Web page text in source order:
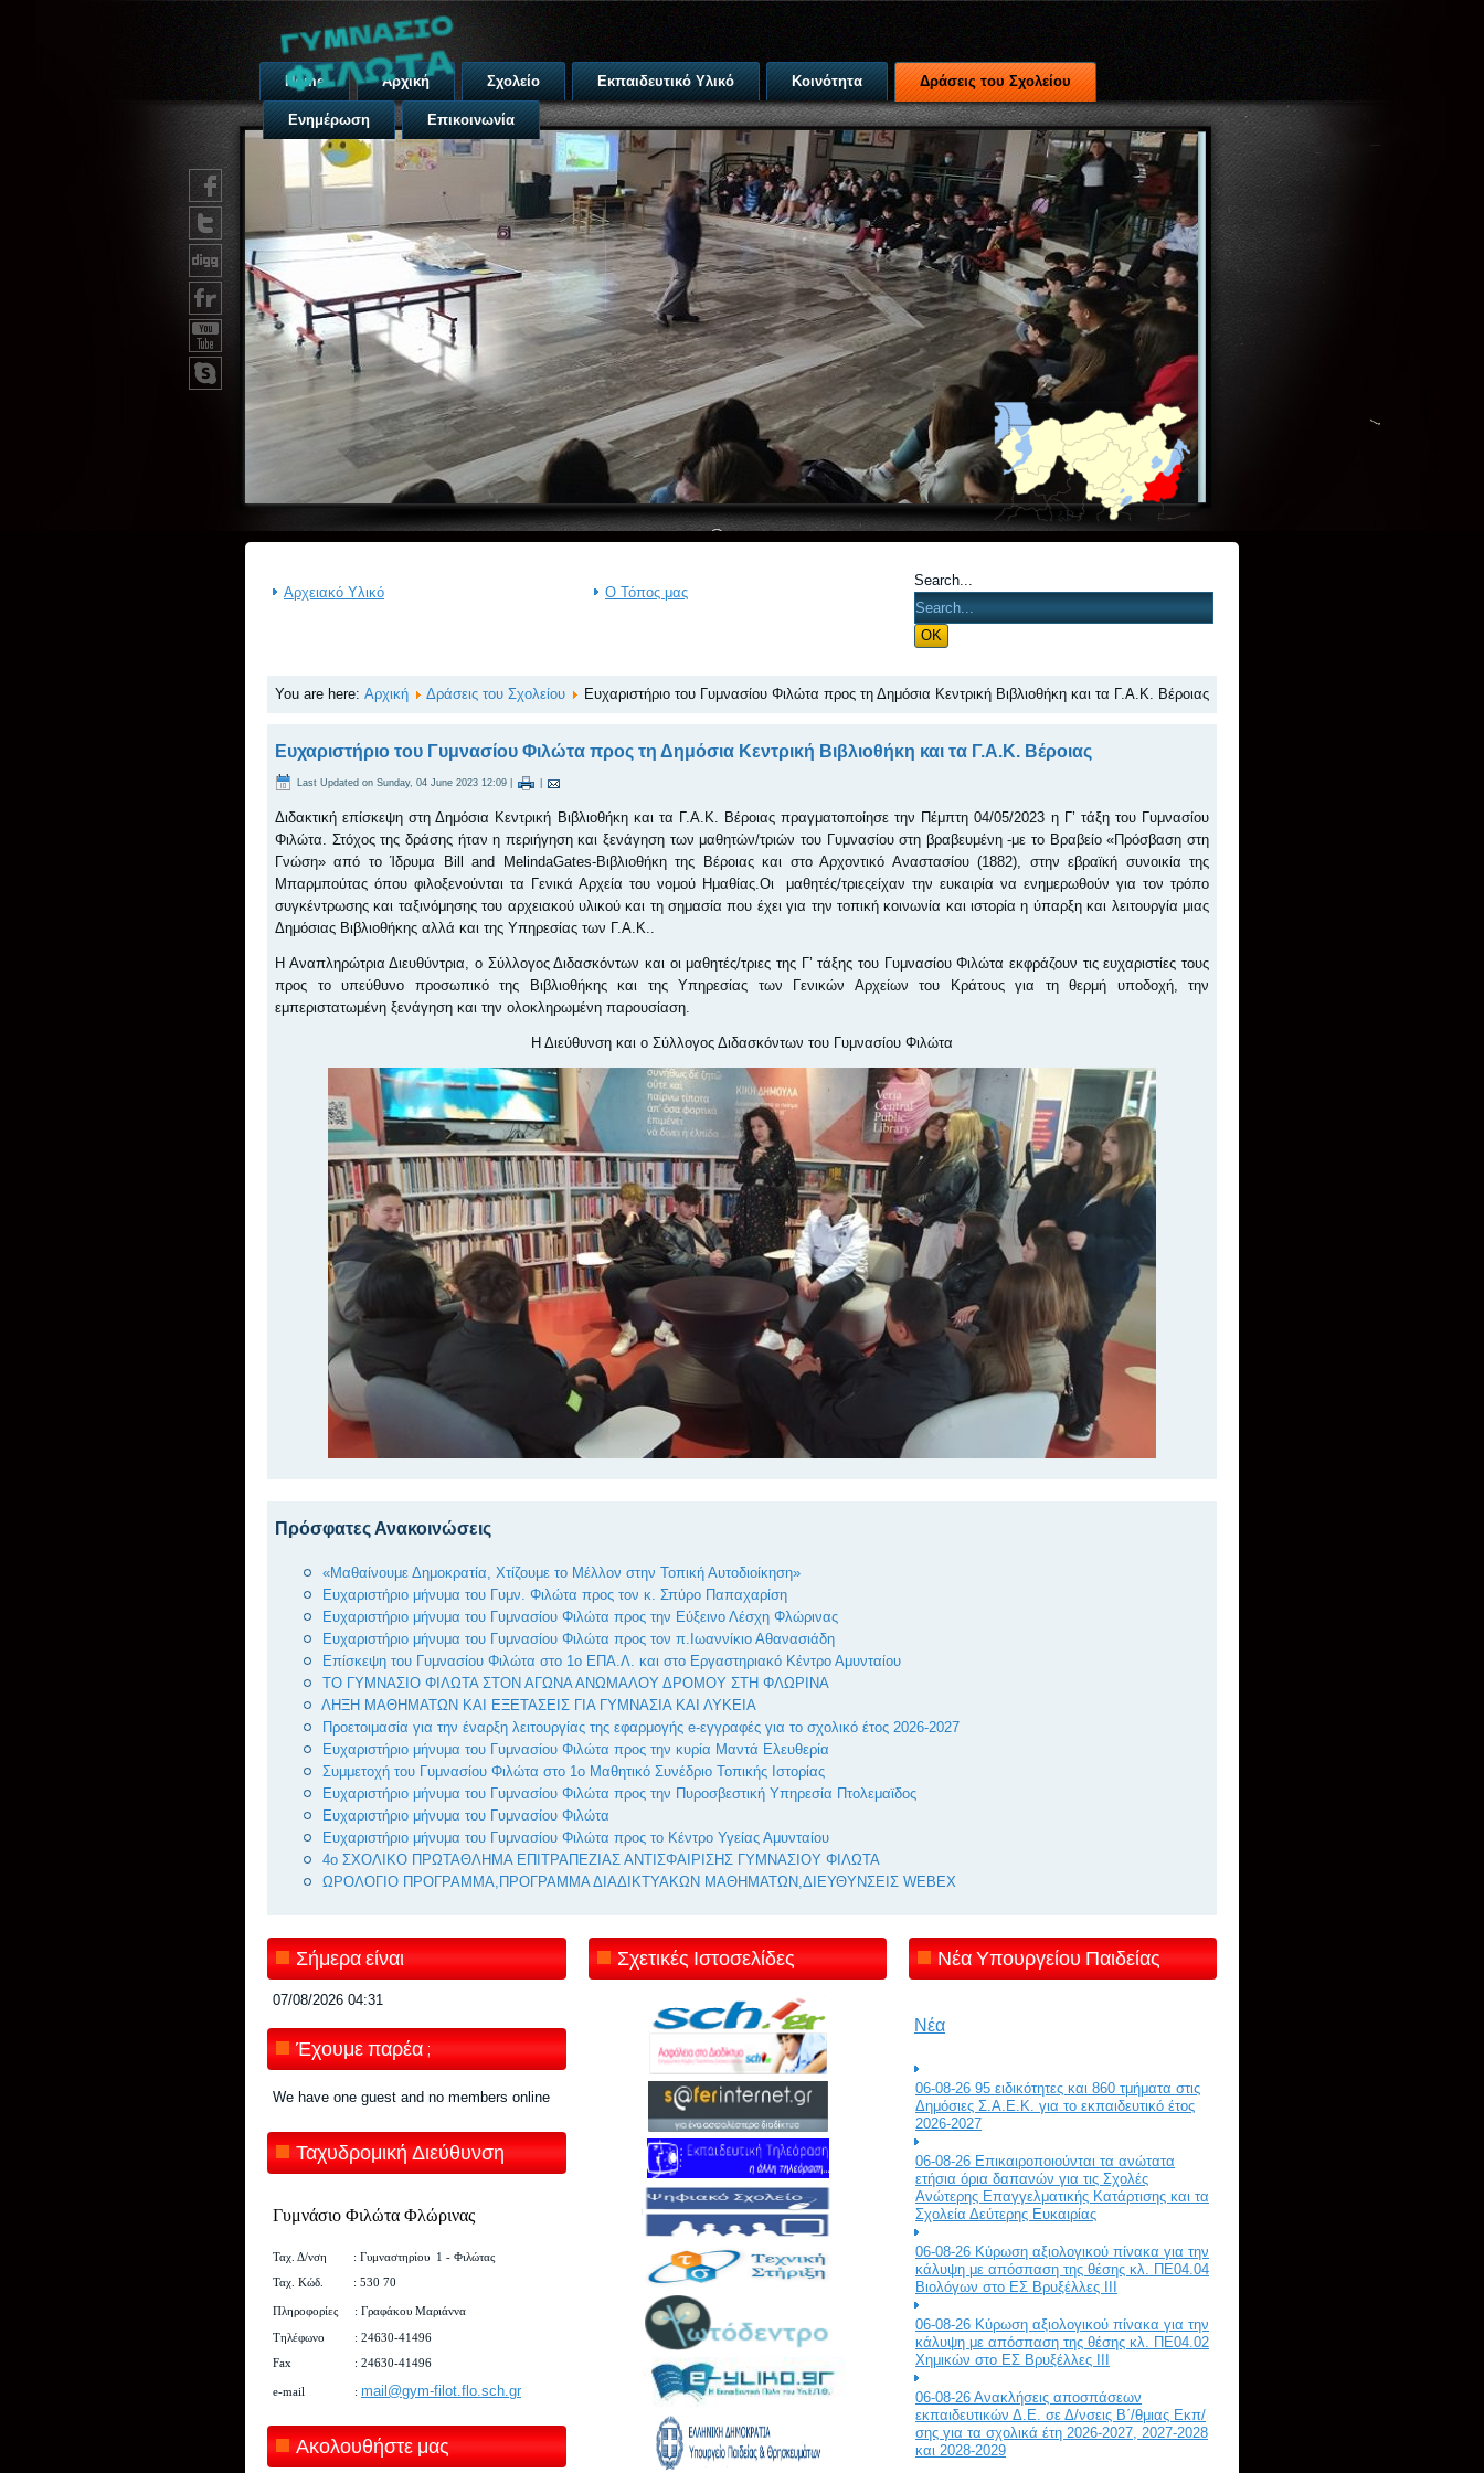
Home Αρχική Σχολείο Εκπαιδευτικό Υλικό Κοινότητα Δράσεις του Σχολείου
Ενημέρωση Επικοινωνία
Αρχειακό Υλικό Ο Τόπος μας
Search...
You are here: Αρχική Δράσεις του Σχολείου Ευχαριστήριο του Γυμνασίου Φιλώτα προς τη Δημόσια Κεντρική Βιβλιοθήκη και τα Γ.Α.Κ. Βέροιας
Ευχαριστήριο του Γυμνασίου Φιλώτα προς τη Δημόσια Κεντρική Βιβλιοθήκη και τα Γ.Α.Κ. Βέροιας
Last Updated on Sunday, 04 June 2023 12:09
Διδακτική επίσκεψη στη Δημόσια Κεντρική Βιβλιοθήκη και τα Γ.Α.Κ. Βέροιας πραγματοποίησε την Πέμπτη 04/05/2023 η Γ’ τάξη του Γυμνασίου
Φιλώτα. Στόχος της δράσης ήταν η περιήγηση και ξενάγηση των μαθητών/τριών του Γυμνασίου στη βραβευμένη -με το Βραβείο «Πρόσβαση στη
Γνώση» από το Ίδρυμα Bill and MelindaGates-Βιβλιοθήκη της Βέροιας και στο Αρχοντικό Αναστασίου (1882), στην εβραϊκή συνοικία της
Μπαρμπούτας όπου φιλοξενούνται τα Γενικά Αρχεία του νομού Ημαθίας.Οι μαθητές/τριεςείχαν την ευκαιρία να ενημερωθούν για τον τρόπο
συγκέντρωσης και ταξινόμησης του αρχειακού υλικού και τη σημασία που έχει για την τοπική κοινωνία και ιστορία η ύπαρξη και λειτουργία μιας
Δημόσιας Βιβλιοθήκης αλλά και της Υπηρεσίας των Γ.Α.Κ..
Η Αναπληρώτρια Διευθύντρια, ο Σύλλογος Διδασκόντων και οι μαθητές/τριες της Γ’ τάξης του Γυμνασίου Φιλώτα εκφράζουν τις ευχαριστίες τους
προς το υπεύθυνο προσωπικό της Βιβλιοθήκης και της Υπηρεσίας των Γενικών Αρχείων του Κράτους για τη θερμή υποδοχή, την
εμπεριστατωμένη ξενάγηση και την ολοκληρωμένη παρουσίαση.
Η Διεύθυνση και ο Σύλλογος Διδασκόντων του Γυμνασίου Φιλώτα
Πρόσφατες Ανακοινώσεις
«Μαθαίνουμε Δημοκρατία, Χτίζουμε το Μέλλον στην Τοπική Αυτοδιοίκηση»
Ευχαριστήριο μήνυμα του Γυμν. Φιλώτα προς τον κ. Σπύρο Παπαχαρίση
Ευχαριστήριο μήνυμα του Γυμνασίου Φιλώτα προς την Εύξεινο Λέσχη Φλώρινας
Ευχαριστήριο μήνυμα του Γυμνασίου Φιλώτα προς τον π.Ιωαννίκιο Αθανασιάδη
Επίσκεψη του Γυμνασίου Φιλώτα στο 1ο ΕΠΑ.Λ. και στο Εργαστηριακό Κέντρο Αμυνταίου
ΤΟ ΓΥΜΝΑΣΙΟ ΦΙΛΩΤΑ ΣΤΟΝ ΑΓΩΝΑ ΑΝΩΜΑΛΟΥ ΔΡΟΜΟΥ ΣΤΗ ΦΛΩΡΙΝΑ
ΛΗΞΗ ΜΑΘΗΜΑΤΩΝ ΚΑΙ ΕΞΕΤΑΣΕΙΣ ΓΙΑ ΓΥΜΝΑΣΙΑ ΚΑΙ ΛΥΚΕΙΑ
Προετοιμασία για την έναρξη λειτουργίας της εφαρμογής e-εγγραφές για το σχολικό έτος 2026-2027
Ευχαριστήριο μήνυμα του Γυμνασίου Φιλώτα προς την κυρία Μαντά Ελευθερία
Συμμετοχή του Γυμνασίου Φιλώτα στο 1ο Μαθητικό Συνέδριο Τοπικής Ιστορίας
Ευχαριστήριο μήνυμα του Γυμνασίου Φιλώτα προς την Πυροσβεστική Υπηρεσία Πτολεμαϊδος
Ευχαριστήριο μήνυμα του Γυμνασίου Φιλώτα
Ευχαριστήριο μήνυμα του Γυμνασίου Φιλώτα προς το Κέντρο Υγείας Αμυνταίου
4ο ΣΧΟΛΙΚΟ ΠΡΩΤΑΘΛΗΜΑ ΕΠΙΤΡΑΠΕΖΙΑΣ ΑΝΤΙΣΦΑΙΡΙΣΗΣ ΓΥΜΝΑΣΙΟΥ ΦΙΛΩΤΑ
ΩΡΟΛΟΓΙΟ ΠΡΟΓΡΑΜΜΑ,ΠΡΟΓΡΑΜΜΑ ΔΙΑΔΙΚΤΥΑΚΩΝ ΜΑΘΗΜΑΤΩΝ,ΔΙΕΥΘΥΝΣΕΙΣ WEBEX
Σήμερα είναι
07/08/2026 04:31
Έχουμε παρέα ;
We have one guest and no members online
Ταχυδρομική Διεύθυνση
Γυμνάσιο Φιλώτα Φλώρινας
Ταχ. Δ/νση : Γυμναστηρίου 1 - Φιλώτας
Ταχ. Κώδ. : 530 70
Πληροφορίες : Γραφάκου Μαριάννα
Τηλέφωνο : 24630-41496
Fax : 24630-41496
e-mail : mail@gym-filot.flo.sch.gr
Ακολουθήστε μας
Σχετικές Ιστοσελίδες Νέα Υπουργείου Παιδείας
Νέα
06-08-26 95 ειδικότητες και 860 τμήματα στις
Δημόσιες Σ.Α.Ε.Κ. για το εκπαιδευτικό έτος
2026-2027
06-08-26 Επικαιροποιούνται τα ανώτατα
ετήσια όρια δαπανών για τις Σχολές
Ανώτερης Επαγγελματικής Κατάρτισης και τα
Σχολεία Δεύτερης Ευκαιρίας
06-08-26 Κύρωση αξιολογικού πίνακα για την
κάλυψη με απόσπαση της θέσης κλ. ΠΕ04.04
Βιολόγων στο ΕΣ Βρυξέλλες ΙΙΙ
06-08-26 Κύρωση αξιολογικού πίνακα για την
κάλυψη με απόσπαση της θέσης κλ. ΠΕ04.02
Χημικών στο ΕΣ Βρυξέλλες ΙΙΙ
06-08-26 Ανακλήσεις αποσπάσεων
εκπαιδευτικών Δ.Ε. σε Δ/νσεις Β΄/θμιας Εκπ/
σης για τα σχολικά έτη 2026-2027, 2027-2028
και 2028-2029